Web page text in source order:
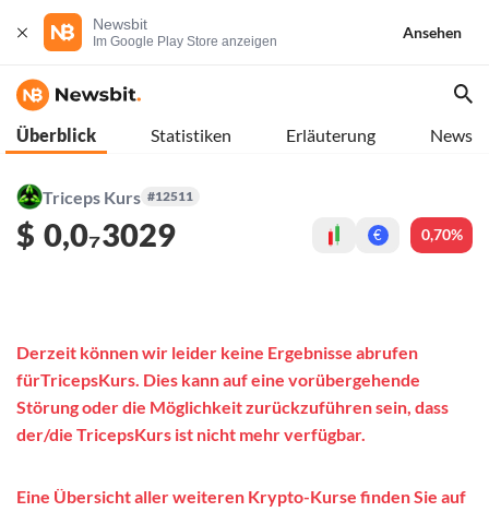
Newsbit
Im Google Play Store anzeigen
Ansehen
Überblick Statistiken Erläuterung News
Triceps Kurs #12511
$ 0,0₇3029 € 0,70%
Derzeit können wir leider keine Ergebnisse abrufen
fürTricepsKurs. Dies kann auf eine vorübergehende
Störung oder die Möglichkeit zurückzuführen sein, dass
der/die TricepsKurs ist nicht mehr verfügbar.
Eine Übersicht aller weiteren Krypto-Kurse finden Sie auf